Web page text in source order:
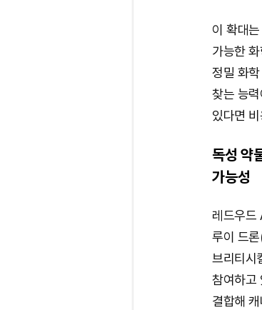
이 확대
가능한
정밀 화
찾는 능
있다면
독성 약
가능성
레드우드
루이 드
브리티시
참여하고
결합해